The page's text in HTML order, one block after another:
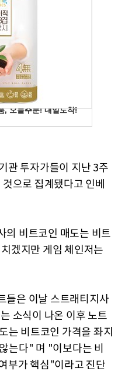
관 투자가들이 지난 3주
으로 집계됐다고 인베
의 비트코인 매도는 비트
겠지만 게임 체인저는
들은 이날 스트래티지사
소식이 나온 이후 노트
는 비트코인 가격을 좌지
는다" 며 "이보다는 비
부가 핵심"이라고 진단